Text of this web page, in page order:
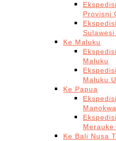
Provisni
Ke Maluku
Maluku
Maluku
Ke Papua
Ke Bali Nusa